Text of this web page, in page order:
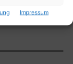
Impressum